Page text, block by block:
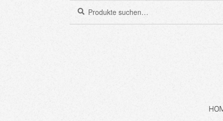
nach: